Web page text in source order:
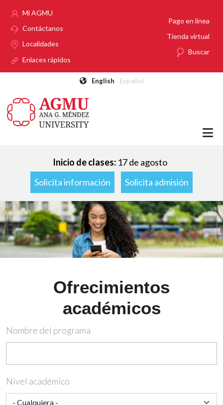
Mi AGMU
Contáctanos
Localidades
Enlaces rápidos
Pago en línea
Tienda virtual
Buscar
English Español
Inicio de clases: 17 de agosto
Solicita información
Solicita admisión
Ofrecimientos
académicos
Nombre del programa
Nivel académico